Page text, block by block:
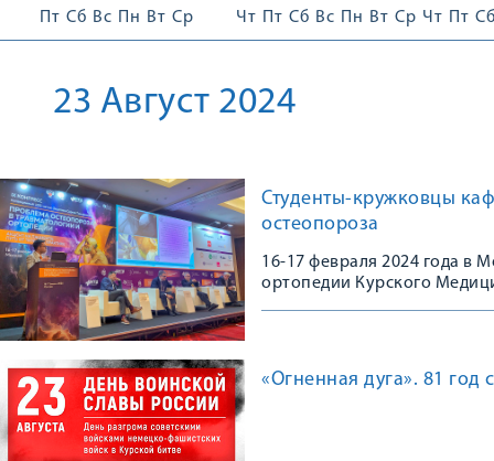
Пт Сб Вс Пн Вт Ср
Чт Пт Сб Вс Пн Вт Ср Чт Пт Сб
23 Август 2024
Студенты-кружковцы
остеопороза
16-17 февраля 2024 года в
ортопедии Курского
«Огненная дуга». 81 год